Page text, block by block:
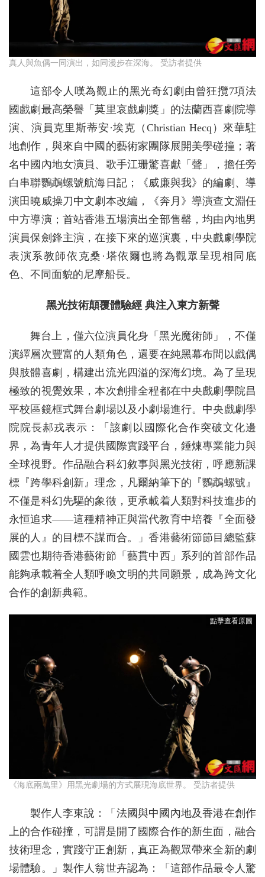
真人與魚偶一同演出，如同漫步在深海。 受訪者提供
這部令人嘆為觀止的黑光奇幻劇由曾狂攬7項法
國戲劇最高榮譽「莫里哀戲劇獎」的法蘭西喜劇院導
演、演員克里斯蒂安·埃克（Christian Hecq）來華駐
地創作，與來自中國的藝術家團隊展開美學碰撞；著
名中國內地女演員、歌手江珊驚喜獻「聲」，擔任旁
白串聯鸚鵡螺號航海日記；《威廉與我》的編劇、導
演田曉威操刀中文劇本改編，《奔月》導演查文淵任
中方導演；首站香港五場演出全部售罄，均由內地男
演員保劍鋒主演，在接下來的巡演裏，中央戲劇學院
表演系教師依克桑·塔依爾也將為觀眾呈現相同底
色、不同面貌的尼摩船長。
黑光技術顛覆體驗經 典注入東方新聲
舞台上，僅六位演員化身「黑光魔術師」，不僅
演繹層次豐富的人類角色，還要在純黑幕布間以戲偶
與肢體喜劇，構建出流光四溢的深海幻境。為了呈現
極致的視覺效果，本次創排全程都在中央戲劇學院昌
平校區鏡框式舞台劇場以及小劇場進行。中央戲劇學
院院長郝戎表示：「該劇以國際化合作突破文化邊
界，為青年人才提供國際實踐平台，錘煉專業能力與
全球視野。作品融合科幻敘事與黑光技術，呼應新課
標『跨學科創新』理念，凡爾納筆下的『鸚鵡螺號』
不僅是科幻先驅的象徵，更承載着人類對科技進步的
永恒追求——這種精神正與當代教育中培養『全面發
展的人』的目標不謀而合。」香港藝術節節目總監蘇
國雲也期待香港藝術節「藝貫中西」系列的首部作品
能夠承載着全人類呼喚文明的共同願景，成為跨文化
合作的創新典範。
《海底兩萬里》用黑光劇場的方式展現海底世界。 受訪者提供
製作人李東說：「法國與中國內地及香港在創作
上的合作碰撞，可謂是開了國際合作的新生面，融合
技術理念，實踐守正創新，真正為觀眾帶來全新的劇
場體驗。」製作人翁世卉認為：「這部作品最令人驚